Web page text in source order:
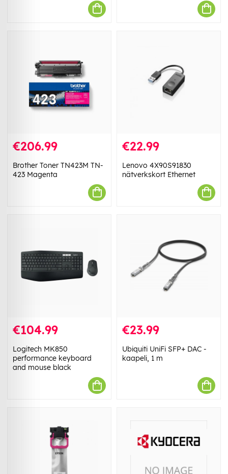
€206.99
Brother Toner TN423M TN-
423 Magenta
€22.99
Lenovo 4X90S91830
nätverkskort Ethernet
€104.99
Logitech MK850
performance keyboard
and mouse black
€23.99
Ubiquiti UniFi SFP+ DAC -
kaapeli, 1 m